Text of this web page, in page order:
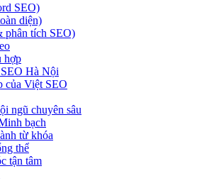
SEO)
diện)
tích SEO)
hợp
Hà Nội
của Việt SEO
ngũ chuyên sâu
bạch
từ khóa
thể
tận tâm